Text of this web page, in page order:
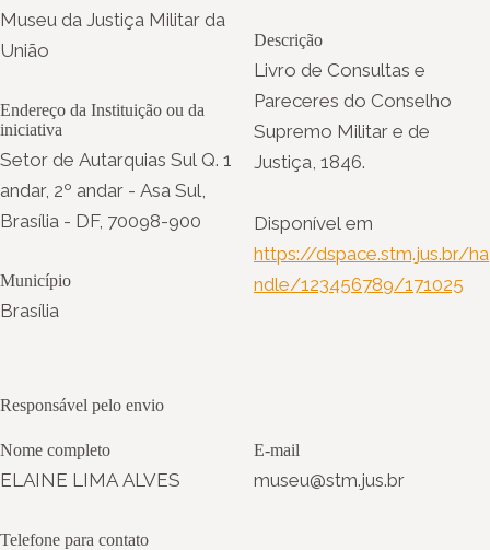
Museu da Justiça Militar da
União
Endereço da Instituição ou da
iniciativa
Setor de Autarquias Sul Q. 1
andar, 2º andar - Asa Sul,
Brasília - DF, 70098-900
Município
Brasília
Descrição
Livro de Consultas e
Pareceres do Conselho
Supremo Militar e de
Justiça, 1846.
Disponível em
https://dspace.stm.jus.br/ha
ndle/123456789/171025
Responsável pelo envio
Nome completo
ELAINE LIMA ALVES
Telefone para contato
E-mail
museu@stm.jus.br